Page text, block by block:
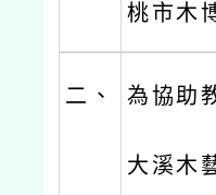
桃市木
二、 為協助
大溪木